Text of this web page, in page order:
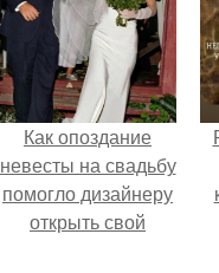
Как опоздание
невесты на свадьбу
помогло дизайнеру
открыть свой